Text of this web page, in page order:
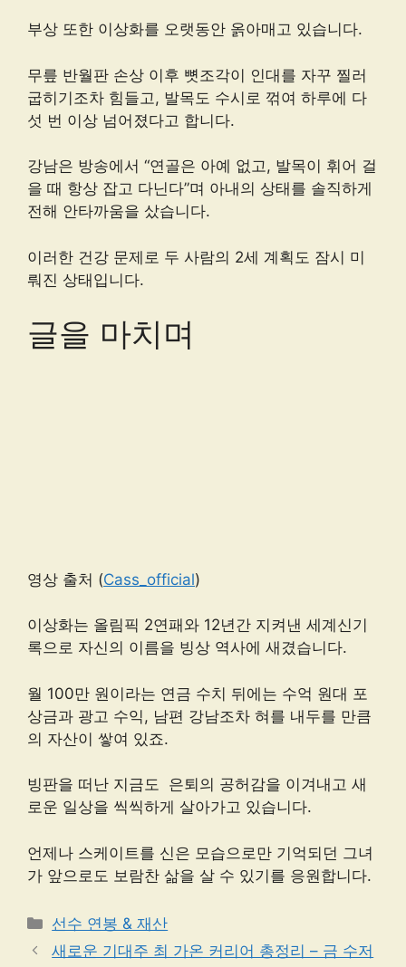
부상 또한 이상화를 오랫동안 옭아매고 있습니다.
무릎 반월판 손상 이후 뼛조각이 인대를 자꾸 찔러
굽히기조차 힘들고, 발목도 수시로 꺾여 하루에 다
섯 번 이상 넘어졌다고 합니다.
강남은 방송에서 “연골은 아예 없고, 발목이 휘어 걸
을 때 항상 잡고 다닌다”며 아내의 상태를 솔직하게
전해 안타까움을 샀습니다.
이러한 건강 문제로 두 사람의 2세 계획도 잠시 미
뤄진 상태입니다.
글을 마치며
영상 출처 (Cass_official)
이상화는 올림픽 2연패와 12년간 지켜낸 세계신기
록으로 자신의 이름을 빙상 역사에 새겼습니다.
월 100만 원이라는 연금 수치 뒤에는 수억 원대 포
상금과 광고 수익, 남편 강남조차 혀를 내두를 만큼
의 자산이 쌓여 있죠.
빙판을 떠난 지금도 은퇴의 공허감을 이겨내고 새
로운 일상을 씩씩하게 살아가고 있습니다.
언제나 스케이트를 신은 모습으로만 기억되던 그녀
가 앞으로도 보람찬 삶을 살 수 있기를 응원합니다.
카
테
선수 연봉 & 재산
새로운 기대주 최 가온 커리어 총정리 – 금 수저